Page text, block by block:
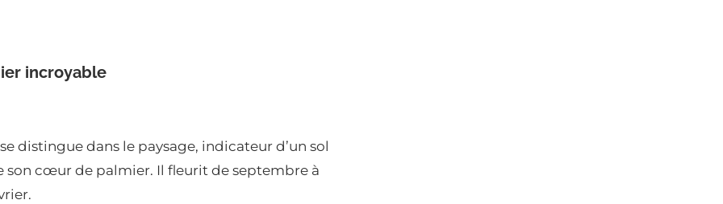
incroyable
distingue dans le paysage, indicateur d’un sol
son cœur de palmier. Il fleurit de septembre à